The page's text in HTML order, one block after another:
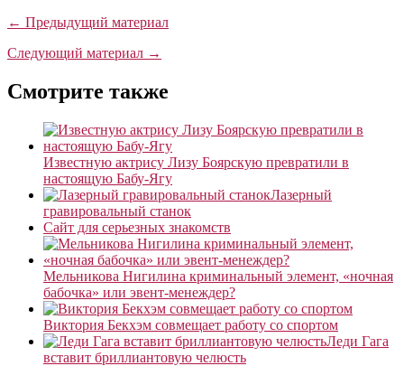
← Предыдущий материал
Следующий материал →
Смотрите также
Известную актрису Лизу Боярскую превратили в
настоящую Бабу-Ягу
Лазерный
гравировальный станок
Сайт для серьезных знакомств
Мельникова Нигилина криминальный элемент, «ночная
бабочка» или эвент-менеждер?
Виктория Бекхэм совмещает работу со спортом
Леди Гага
вставит бриллиантовую челюсть